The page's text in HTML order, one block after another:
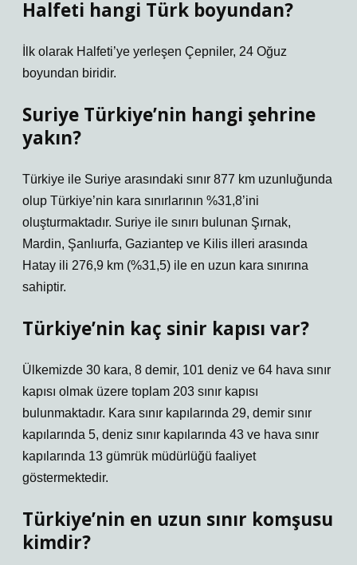
Halfeti hangi Türk boyundan?
İlk olarak Halfeti’ye yerleşen Çepniler, 24 Oğuz
boyundan biridir.
Suriye Türkiye’nin hangi şehrine
yakın?
Türkiye ile Suriye arasındaki sınır 877 km uzunluğunda
olup Türkiye’nin kara sınırlarının %31,8’ini
oluşturmaktadır. Suriye ile sınırı bulunan Şırnak,
Mardin, Şanlıurfa, Gaziantep ve Kilis illeri arasında
Hatay ili 276,9 km (%31,5) ile en uzun kara sınırına
sahiptir.
Türkiye’nin kaç sinir kapısı var?
Ülkemizde 30 kara, 8 demir, 101 deniz ve 64 hava sınır
kapısı olmak üzere toplam 203 sınır kapısı
bulunmaktadır. Kara sınır kapılarında 29, demir sınır
kapılarında 5, deniz sınır kapılarında 43 ve hava sınır
kapılarında 13 gümrük müdürlüğü faaliyet
göstermektedir.
Türkiye’nin en uzun sınır komşusu
kimdir?